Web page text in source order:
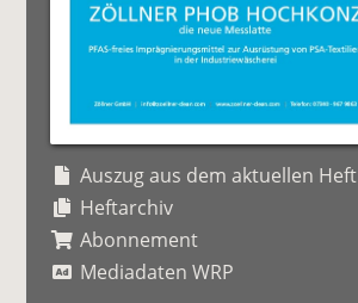
Auszug aus dem aktuellen Heft
Heftarchiv
Abonnement
Mediadaten WRP